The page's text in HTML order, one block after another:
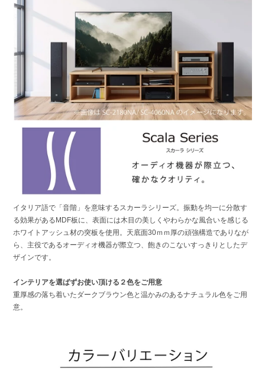
イタリア語で「音階」を意味するスカーラシリーズ。振動を均一に分散す
る効果があるMDF板に、表面には木目の美しくやわらかな風合いを感じる
ホワイトアッシュ材の突板を使用。天底面30ｍｍ厚の頑強構造でありなが
ら、主役であるオーディオ機器が際立つ、飽きのこないすっきりとしたデ
ザインです。
インテリアを選ばずお使い頂ける２色をご用意
重厚感の落ち着いたダークブラウン色と温かみのあるナチュラル色をご用
意。